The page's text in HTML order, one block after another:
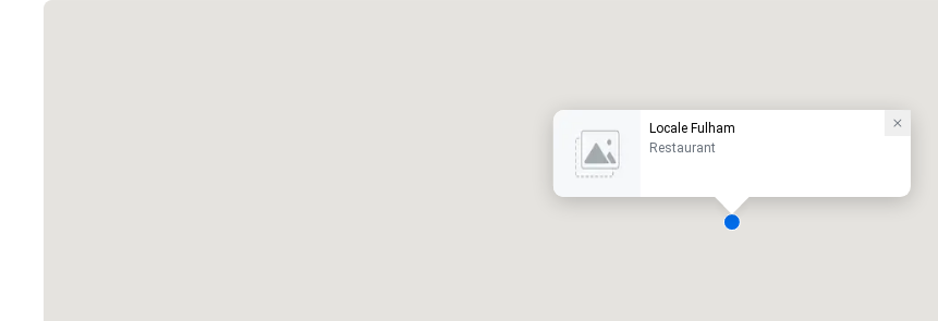
Locale Fulham
Restaurant